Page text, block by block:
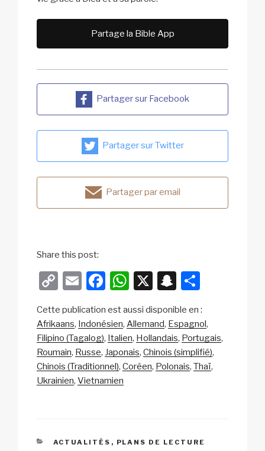
Partage la Bible App
Partager sur Facebook
Partager sur Twitter
Partager par email
Share this post:
C
p
y
Li
n
E
ail
F
c
e
b
o
W
at
s
A
p
X
S
a
p
c
h
ta
g
er
Cette publication est aussi disponible en :
Afrikaans Indonésien Allemand Espagnol
Filipino (Tagalog) Italien Hollandais Portugais
Roumain Russe Japonais Chinois (simplifié)
Chinois (Traditionnel) Coréen Polonais Thaï
Ukrainien Vietnamien
CATÉGORIES
ACTUALITÉS , PLANS DE LECTURE